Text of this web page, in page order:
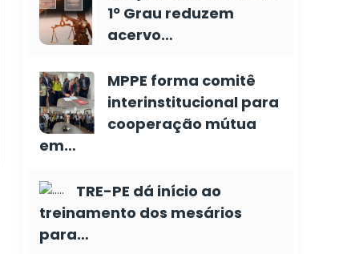
1º Grau reduzem
acervo…
MPPE forma comitê
interinstitucional para
cooperação mútua
em…
TRE-PE dá início ao
treinamento dos mesários
para…